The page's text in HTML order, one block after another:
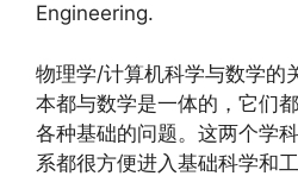
Engineering.
物理学/计算机科学与数学的
本都与数学是一体的，它们
各种基础的问题。这两个学
系都很方便进入基础科学和